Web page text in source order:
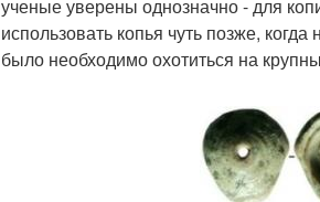
ученые уверены однозначно - для
использовать копья чуть позже,
было необходимо охотиться на